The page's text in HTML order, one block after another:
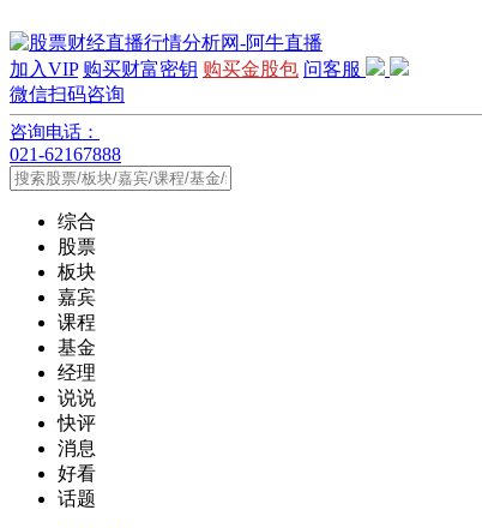
加入VIP 购买财富密钥 购买金股包 问客服
微信扫码咨询
咨询电话：
021-62167888
综合
股票
板块
嘉宾
课程
基金
经理
说说
快评
消息
好看
话题